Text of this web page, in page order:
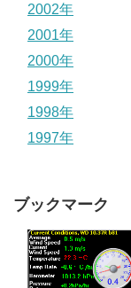
2002年
2001年
2000年
1999年
1998年
1997年
ブックマーク